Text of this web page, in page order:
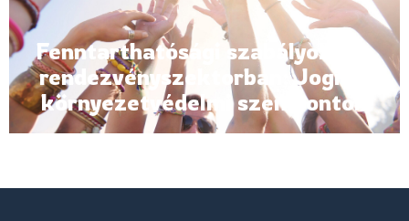
Fenntarthatósági szabályozás a
rendezvényszektorban: Jogi és
környezetvédelmi szempontok